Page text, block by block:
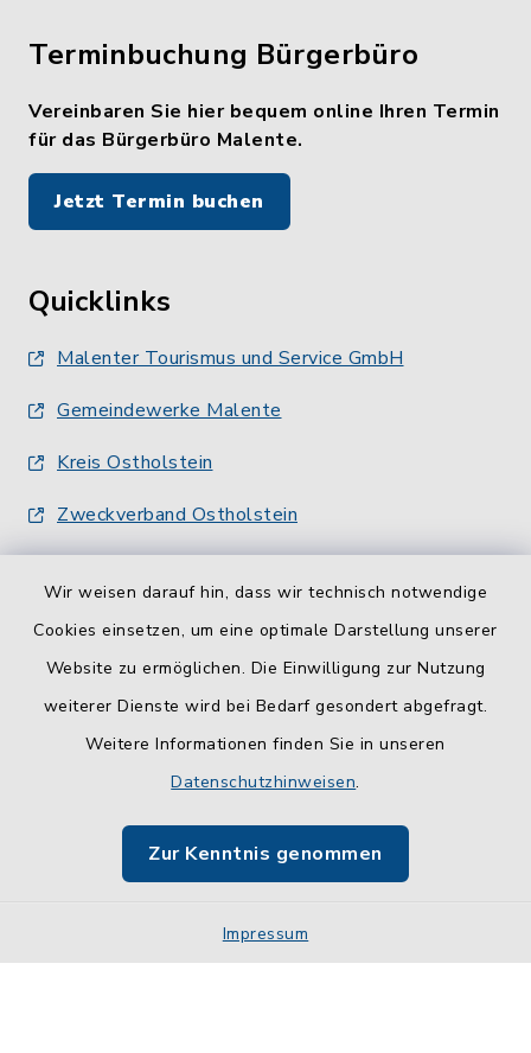
Wir weisen darauf hin, dass wir technisch notwendige
Cookies einsetzen, um eine optimale Darstellung unserer
Website zu ermöglichen. Die Einwilligung zur Nutzung
weiterer Dienste wird bei Bedarf gesondert abgefragt.
Weitere Informationen finden Sie in unseren
Datenschutzhinweisen.
Zur Kenntnis genommen
Impressum
Terminbuchung Bürgerbüro
Vereinbaren Sie hier bequem online Ihren Termin
für das Bürgerbüro Malente.
Jetzt Termin buchen
Quicklinks
Malenter Tourismus und Service GmbH
Gemeindewerke Malente
Kreis Ostholstein
Zweckverband Ostholstein
Barrierefreiheit
Impressum
Sitemap